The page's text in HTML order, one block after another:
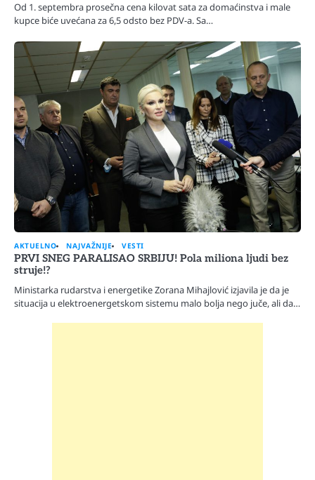
Od 1. septembra prosečna cena kilovat sata za domaćinstva i male
kupce biće uvećana za 6,5 odsto bez PDV-a. Sa…
AKTUELNO NAJVAŽNIJE VESTI
PRVI SNEG PARALISAO SRBIJU! Pola miliona ljudi bez
struje!?
Ministarka rudarstva i energetike Zorana Mihajlović izjavila je da je
situacija u elektroenergetskom sistemu malo bolja nego juče, ali da…